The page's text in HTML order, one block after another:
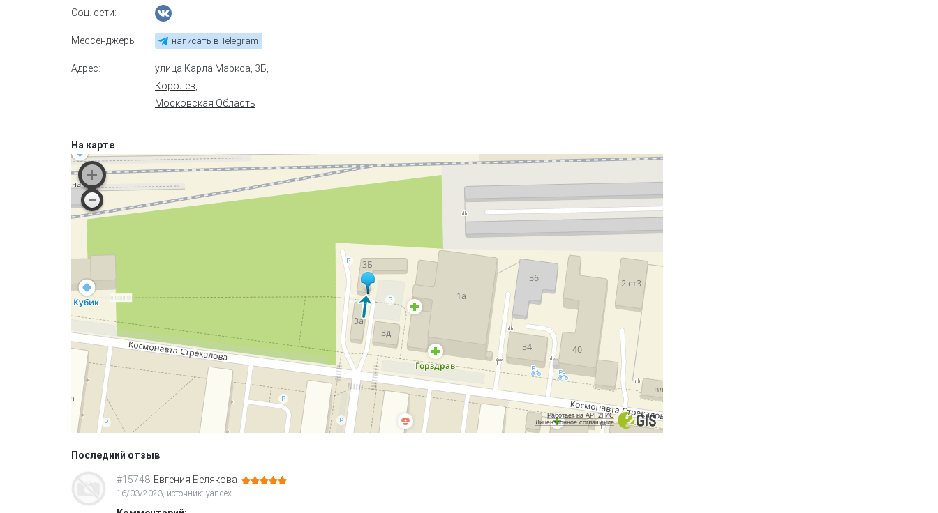
Соц. сети:
Мессенджеры: написать в Telegram
Адрес: улица Карла Маркса, 3Б
Королёв,
Московская Область
На карте
Работает на API 2ГИС
Лицензионное соглашение
Последний отзыв
#15748 Евгения Белякова
16/03/2023, источник: yandex